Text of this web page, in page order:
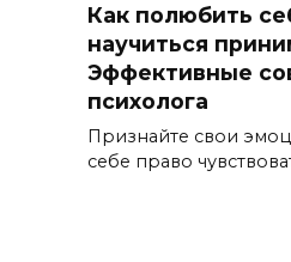
Как полюбить
научиться
Эффективные
психолога
Признайте свои
себе право